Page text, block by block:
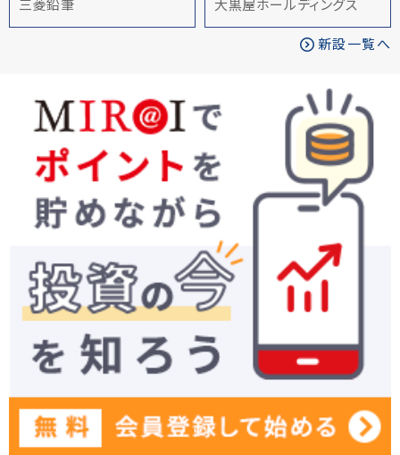
三菱鉛筆 大黒屋ホールディングス
新設一覧へ